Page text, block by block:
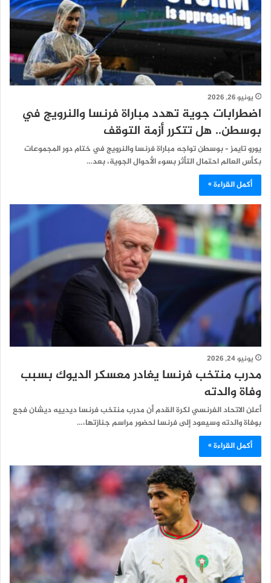
يونيو 26, 2026
اضطرابات جوية تهدد مباراة فرنسا والنرويج في
بوسطن.. هل تتكرر أزمة التوقف
يورو تايمز – بوسطن تواجه مباراة فرنسا والنرويج في ختام دور المجموعات
بكأس العالم احتمال التأثر بسوء الأحوال الجوية، بعد…
أكمل القراءة »
يونيو 24, 2026
مدرب منتخب فرنسا يغادر معسكر الديوك بسبب
وفاة والدته
أعلن الاتحاد الفرنسي لكرة القدم أن مدرب منتخب فرنسا ديدييه ديشان فجع
بوفاة والدته وسيعود إلى فرنسا لحضور مراسم جنازتها،…
أكمل القراءة »